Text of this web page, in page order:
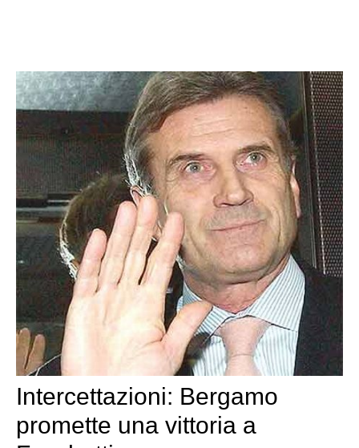
Intercettazioni: Bergamo
promette una vittoria a